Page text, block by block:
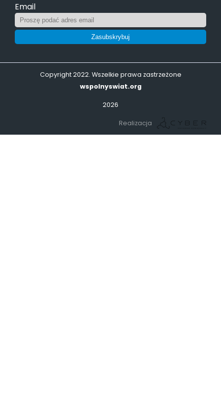
Email
Zasubskrybuj
Copyright 2022. Wszelkie prawa zastrzeżone
wspolnyswiat.org
2026
Realizacja